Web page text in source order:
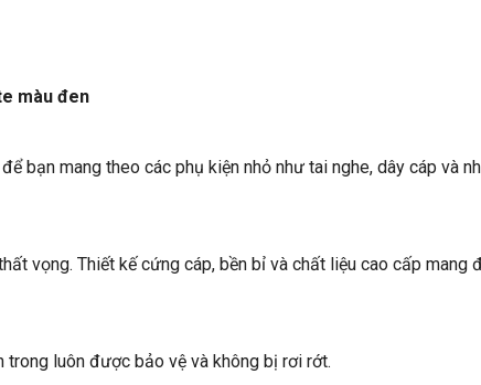
màu đen
bạn mang theo các phụ kiện nhỏ như tai nghe, dây cáp và
vọng. Thiết kế cứng cáp, bền bỉ và chất liệu cao cấp mang
luôn được bảo vệ và không bị rơi rớt.